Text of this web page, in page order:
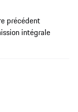
précédent
intégrale